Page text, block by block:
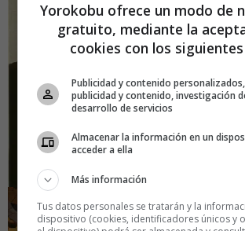
Yorokobu ofrece un modo de
gratuito, mediante la
cookies con los
Publicidad y contenido
publicidad y contenido, investigación
desarrollo de servicios
Almacenar la información en un
acceder a ella
Más información
Tus datos personales se tratarán y la
dispositivo (cookies, identificadores únicos y